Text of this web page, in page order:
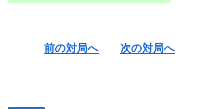
前の対局へ 次の対局へ